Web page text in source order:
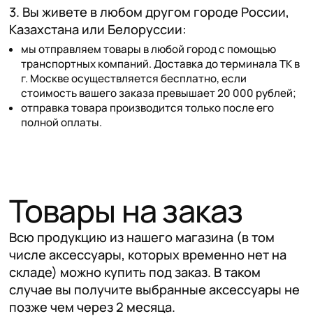
3. Вы живете в любом другом городе России,
Казахстана или Белоруссии:
мы отправляем товары в любой город с помощью
транспортных компаний. Доставка до терминала ТК в
г. Москве осуществляется бесплатно, если
стоимость вашего заказа превышает 20 000 рублей;
отправка товара производится только после его
полной оплаты.
Товары на заказ
Всю продукцию из нашего магазина (в том
числе аксессуары, которых временно нет на
складе) можно купить под заказ. В таком
случае вы получите выбранные аксессуары не
позже чем через 2 месяца.